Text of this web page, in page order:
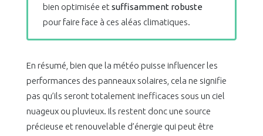
bien optimisée et suffisamment robuste
pour faire face à ces aléas climatiques.
En résumé, bien que la météo puisse influencer les
performances des panneaux solaires, cela ne signifie
pas qu’ils seront totalement inefficaces sous un ciel
nuageux ou pluvieux. Ils restent donc une source
précieuse et renouvelable d’énergie qui peut être